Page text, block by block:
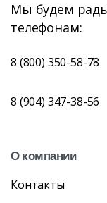
Мы будем
телефонам:
8 (800) 350-58-78
8 (904) 347-38-56
Окомпании
Контакты